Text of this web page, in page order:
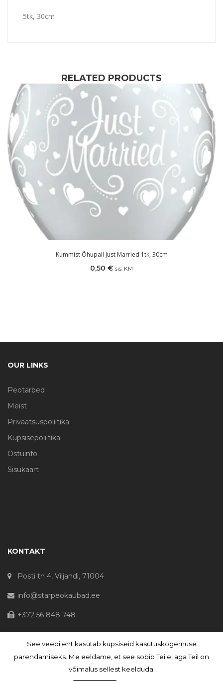
5tk, 30cm
RELATED PRODUCTS
Kummist Õhupall Just Married 1tk, 30cm
0,50 € sis. KM
OUR LINKS
Peotarbed
Meist
Privaatsuspoliitika
Küpsisepoliitika
Ostuinfo
Sisukaart
KONTAKT
Posti tn 4, Viljandi, 71004
info@starpeokaubad.ee
+372 56 848 748
© Haljaste OÜ 2020 - Registrikood 10645867
See veebileht kasutab küpsiseid kasutuskogemuse
parendamiseks. Me eeldame, et see sobib Teile, aga Teil on
võimalus sellest keelduda.